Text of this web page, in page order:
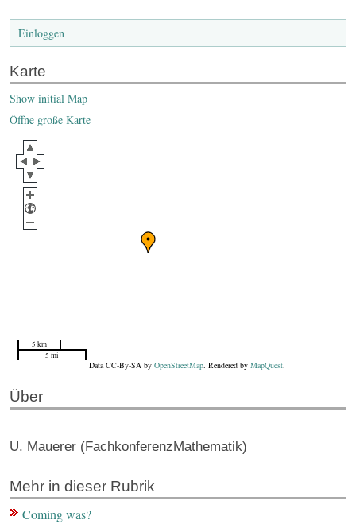
Einloggen
Karte
Show initial Map
Öffne große Karte
5 km
5 mi
Data CC-By-SA by OpenStreetMap. Rendered by MapQuest.
Über
U. Mauerer (FachkonferenzMathematik)
Mehr in dieser Rubrik
Coming was?